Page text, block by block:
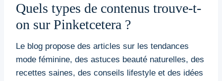
Quels types de contenus trouve-t-
on sur Pinketcetera ?
Le blog propose des articles sur les tendances
mode féminine, des astuces beauté naturelles, des
recettes saines, des conseils lifestyle et des idées